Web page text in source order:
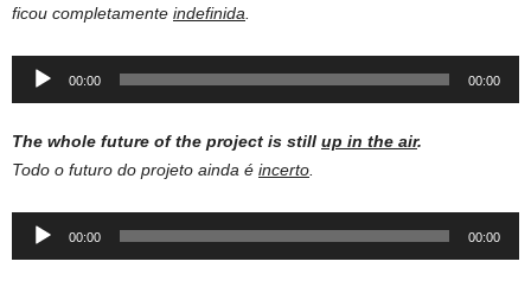
ficou completamente indefinida
Audio
00:00 00:00
The whole future of the project is still up in the air.
Todo o futuro do projeto ainda é incerto
Audio
00:00 00:00